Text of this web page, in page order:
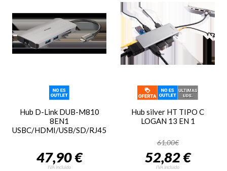
Hub D-Link DUB-M810
8EN1
USBC/HDMI/USB/SD/RJ45
47,90 €
IVA incluido
Hub silver HT TIPO C
LOGAN 13 EN 1
61,00€
52,82 €
IVA incluido